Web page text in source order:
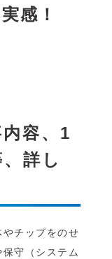
感！
容、1
詳し
チップをのせ
守（システム